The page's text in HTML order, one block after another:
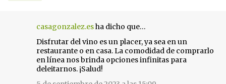
casagonzalez.esha dicho que…
Disfrutar del vino es un placer, ya sea en un
restaurante o en casa. La comodidad de comprarlo
en línea nos brinda opciones infinitas para
deleitarnos. ¡Salud!